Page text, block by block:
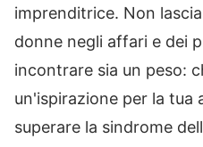
imprenditrice. Non
donne negli affari e dei
incontrare sia un peso:
un'ispirazione per la tua
superare la sindrome